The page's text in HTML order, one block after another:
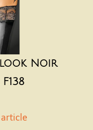
Noir
article